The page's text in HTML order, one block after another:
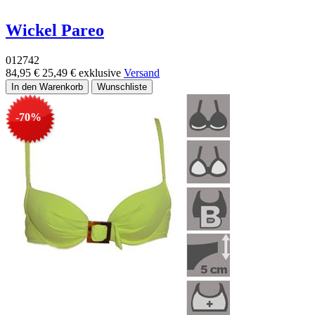
Wickel Pareo
012742
84,95 € 25,49 € exklusive Versand
-70%